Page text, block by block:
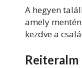
A hegyen
amely
kezdve a
Reiteralm